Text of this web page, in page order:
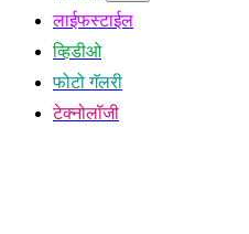
लाईफस्टाईल
व्हिडीओ
फोटो गॅलरी
टेक्नोलॉजी